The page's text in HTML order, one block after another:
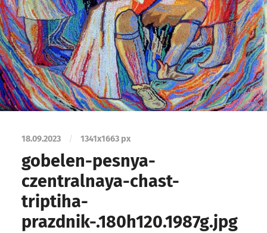
18.09.2023 / 1341x1663 px
gobelen-pesnya-
czentralnaya-chast-
triptiha-
prazdnik-.180h120.1987g.jpg